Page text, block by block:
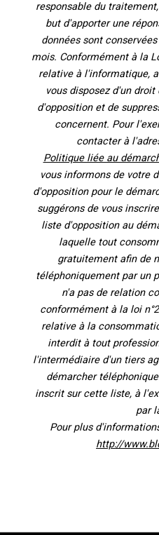
responsable du
but d'apporter une
données sont
mois. Conformément à la
relative à l'informatique,
vous disposez d'un
d'opposition et de
concernent. Pour
contacter à
Politique liée au
vous informons de votre
d'opposition pour le
suggérons de vous
liste d'opposition au
laquelle tout
gratuitement afin de
téléphoniquement par un
n'a pas de relation
conformément à la loi
relative à la
interdit à tout
l'intermédiaire d'un tiers
démarcher
inscrit sur cette liste, à
par
Pour plus
http://